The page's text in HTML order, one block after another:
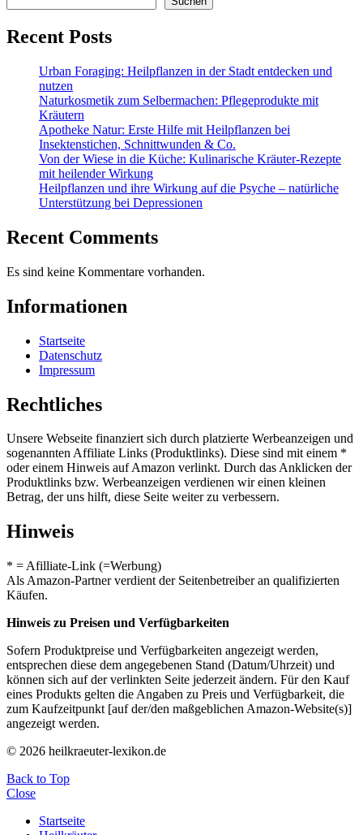
Recent Posts
Urban Foraging: Heilpflanzen in der Stadt entdecken und
nutzen
Naturkosmetik zum Selbermachen: Pflegeprodukte mit
Kräutern
Apotheke Natur: Erste Hilfe mit Heilpflanzen bei
Insektenstichen, Schnittwunden & Co.
Von der Wiese in die Küche: Kulinarische Kräuter-Rezepte
mit heilender Wirkung
Heilpflanzen und ihre Wirkung auf die Psyche – natürliche
Unterstützung bei Depressionen
Recent Comments
Es sind keine Kommentare vorhanden.
Informationen
Startseite
Datenschutz
Impressum
Rechtliches
Unsere Webseite finanziert sich durch platzierte Werbeanzeigen und
sogenannten Affiliate Links (Produktlinks). Diese sind mit einem *
oder einem Hinweis auf Amazon verlinkt. Durch das Anklicken der
Produktlinks bzw. Werbeanzeigen verdienen wir einen kleinen
Betrag, der uns hilft, diese Seite weiter zu verbessern.
Hinweis
* = Afilliate-Link (=Werbung)
Als Amazon-Partner verdient der Seitenbetreiber an qualifizierten
Käufen.
Hinweis zu Preisen und Verfügbarkeiten
Sofern Produktpreise und Verfügbarkeiten angezeigt werden,
entsprechen diese dem angegebenen Stand (Datum/Uhrzeit) und
können sich auf der verlinkten Seite jederzeit ändern. Für den Kauf
eines Produkts gelten die Angaben zu Preis und Verfügbarkeit, die
zum Kaufzeitpunkt [auf der/den maßgeblichen Amazon-Website(s)]
angezeigt werden.
© 2026 heilkraeuter-lexikon.de
Back to Top
Close
Startseite